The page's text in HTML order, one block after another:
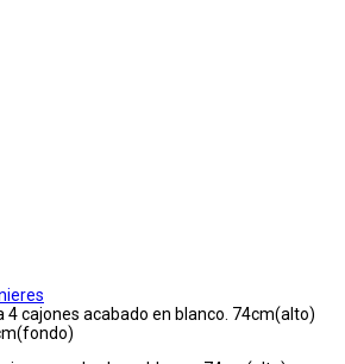
4 cajones acabado en blanco. 74cm(alto)